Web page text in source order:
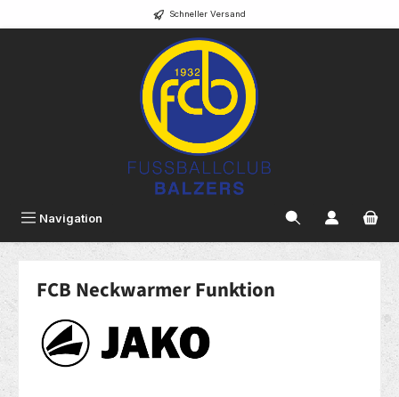
Schneller Versand
Navigation
FCB Neckwarmer Funktion